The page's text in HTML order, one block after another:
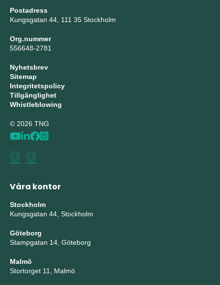
Postadress
Kungsgatan 44, 111 35 Stockholm
Org.nummer
556648-2781
Nyhetsbrev
Sitemap
Integritetspolicy
Tillgänglighet
Whistleblowing
© 2026 TNG
Våra kontor
Stockholm
Kungsgatan 44, Stockholm
Göteborg
Stampgatan 14, Göteborg
Malmö
Stortorget 11, Malmö